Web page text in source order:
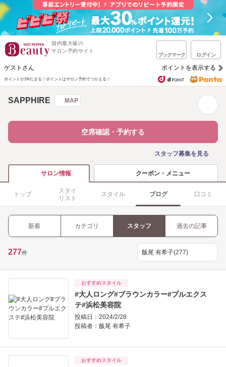
国内最大級の
サロン予約サイト
ブックマーク ログイン
ゲストさん ポイントを表示する
ポイントが1%たまる！ ポイントはサロン予約でつかえる！
SAPPHIRE MAP
空席確認・予約する
スタッフ募集を見る
サロン情報 クーポン・メニュー
トップ
スタイ
リスト
スタイル ブログ 口コミ
新着 カテゴリ スタッフ 過去の記事
277件
おすすめスタイル
#大人ロング#ブラウンカラー#プルエクス
テ#浜松美容院
投稿日：2024/2/28
投稿者： 飯尾 有希子
おすすめスタイル